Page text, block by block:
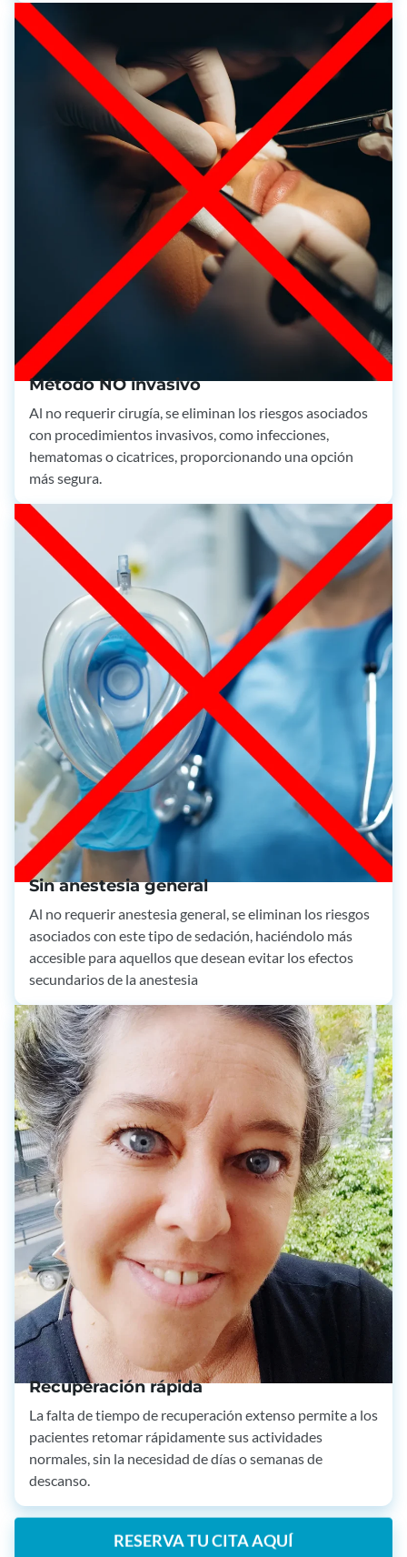
Método NO invasivo
Al no requerir cirugía, se eliminan los riesgos asociados
con procedimientos invasivos, como infecciones,
hematomas o cicatrices, proporcionando una opción
más segura.
Sin anestesia general
Al no requerir anestesia general, se eliminan los riesgos
asociados con este tipo de sedación, haciéndolo más
accesible para aquellos que desean evitar los efectos
secundarios de la anestesia
Recuperación rápida
La falta de tiempo de recuperación extenso permite a los
pacientes retomar rápidamente sus actividades
normales, sin la necesidad de días o semanas de
descanso.
RESERVA TU CITA AQUÍ